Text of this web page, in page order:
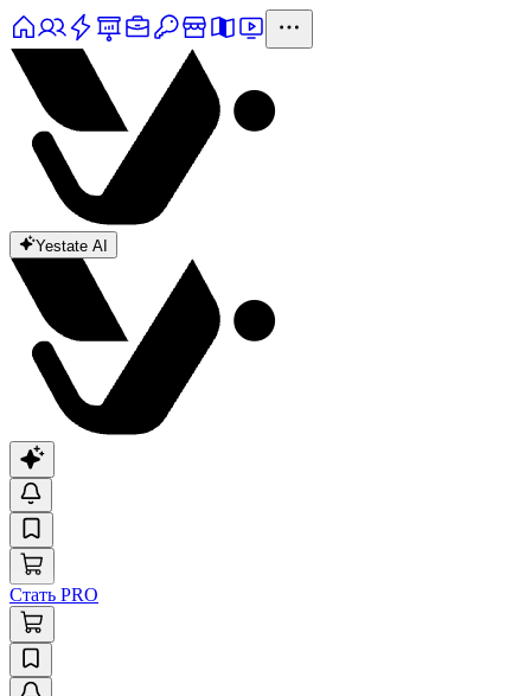
Yestate AI
Стать PRO